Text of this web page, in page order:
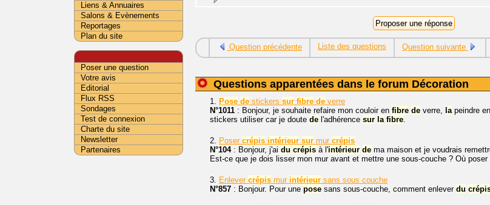
Question précédente Liste des questions Question suivante
Questions apparentées dans le forum Décoration
1. Pose de stickers sur fibre de verre
N°1011 : Bonjour, je souhaite refaire mon couloir en fibre de verre, lapeindre
stickers utiliser car je doute de l'adhérence sur la fibre.
2. Poser crépis intérieur sur mur crépis
N°104: Bonjour, j'ai du crépis à l'intérieur de ma maison et je voudrais
Est-ce que je dois lisser mon mur avant et mettre une sous-couche ? Où poser
3. Enlever crépis mur intérieur sans sous couche
N°857 : Bonjour. Pour une pose sans sous-couche, comment enlever du
Liens & Annuaires
Salons & Evènements
Reportages
Plan du site
Poser une question
Votre avis
Editorial
Flux RSS
Sondages
Test de connexion
Charte du site
Newsletter
Partenaires